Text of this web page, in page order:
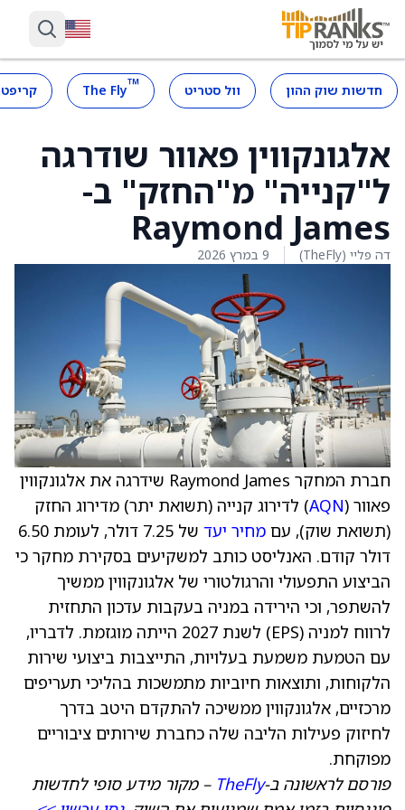
חדשות שוק ההון וול סטריט ™
The Fly
אלגונקווין פאוור שודרגה
ל"קנייה" מ"החזק" ב-
Raymond James
דה פליי (TheFly) 9 במרץ 2026
חברת המחקר Raymond James שידרגה את אלגונקווין
פאוור (AQN) לדירוג קנייה (תשואת יתר) מדירוג החזק
(תשואת שוק), עם מחיר יעד
של 7.25 דולר, לעומת 6.50
דולר קודם. האנליסט כותב למשקיעים בסקירת מחקר כי
הביצוע התפעולי והרגולטורי של אלגונקווין ממשיך
להשתפר, וכי הירידה במניה בעקבות עדכון התחזית
לרווח למניה (EPS) לשנת 2027 הייתה מוגזמת. לדבריו,
עם הטמעת משמעת בעלויות, התייצבות ביצועי שירות
הלקוחות, ותוצאות חיוביות מתמשכות בהליכי תעריפים
מרכזיים, אלגונקווין ממשיכה להתקדם היטב בדרך
לחיזוק פעילות הליבה שלה כחברת שירותים ציבוריים
מפוקחת.
פורסם לראשונה ב-TheFly – מקור מידע סופי לחדשות